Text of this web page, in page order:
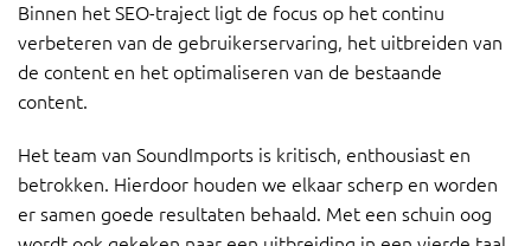
Binnen het SEO-traject ligt de focus op het continu
verbeteren van de gebruikerservaring, het uitbreiden van
de content en het optimaliseren van de bestaande
content.
Het team van SoundImports is kritisch, enthousiast en
betrokken. Hierdoor houden we elkaar scherp en worden
er samen goede resultaten behaald. Met een schuin oog